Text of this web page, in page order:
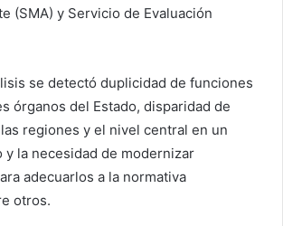
(SMA) y Servicio de Evaluación
se detectó duplicidad de funciones
órganos del Estado, disparidad de
regiones y el nivel central en un
y la necesidad de modernizar
adecuarlos a la normativa
otros.